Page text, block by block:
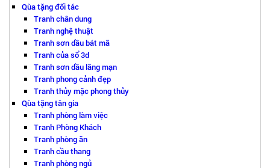
Qùa tặng đối tác
Tranh chân dung
Tranh nghệ thuật
Tranh sơn dầu bát mã
Tranh của sổ 3d
Tranh sơn dầu lãng mạn
Tranh phong cảnh đẹp
Tranh thủy mặc phong thủy
Qùa tặng tân gia
Tranh phòng làm việc
Tranh Phòng Khách
Tranh phòng ăn
Tranh cầu thang
Tranh phòng ngủ